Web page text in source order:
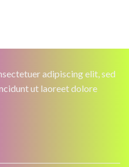
adipiscing elit, sed
ut laoreet dolore